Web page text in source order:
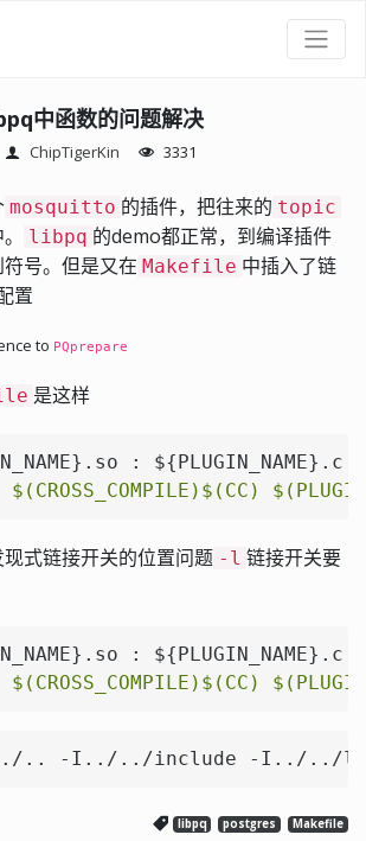
中函数的问题解决
ChipTigerKin 3331
mosquitto 的插件，把往来的 topic
libpq 的demo都正常，到编译插件
号。但是又在 Makefile 中插入了链
置
to PQprepare
是这样
: ${PLUGIN_NAME}.c
$(CROSS_COMPILE) $(CC)
式链接开关的位置问题 -l 链接开关要
: ${PLUGIN_NAME}.c
$(CROSS_COMPILE) $(CC)
-I../../include -I../../lib -I../
libpq postgres Makefile